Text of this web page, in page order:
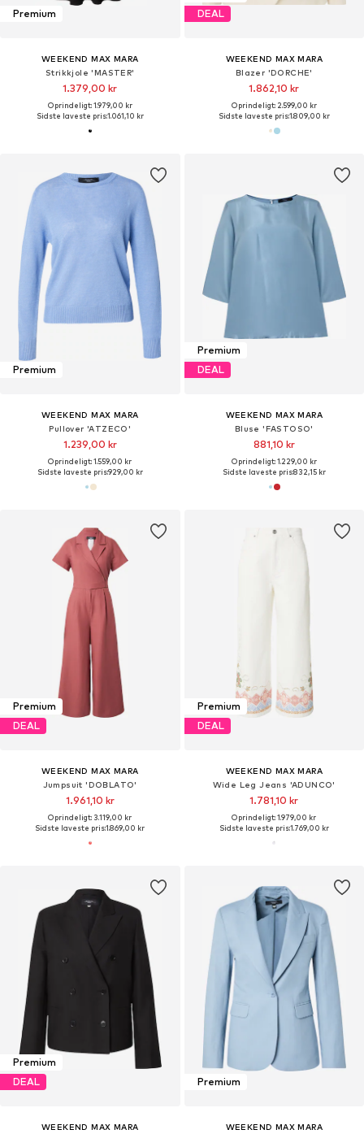
Premium
WEEKEND MAX MARA
Strikkjole 'MASTER'
1.379,00 kr
Oprindeligt: 1.979,00 kr
Sidste laveste pris:1.061,10 kr
DEAL
WEEKEND MAX MARA
Blazer 'DORCHE'
1.862,10 kr
Oprindeligt: 2.599,00 kr
Sidste laveste pris:1.809,00 kr
Premium
WEEKEND MAX MARA
Pullover 'ATZECO'
1.239,00 kr
Oprindeligt: 1.559,00 kr
Sidste laveste pris:929,00 kr
Premium
DEAL
WEEKEND MAX MARA
Bluse 'FASTOSO'
881,10 kr
Oprindeligt: 1.229,00 kr
Sidste laveste pris:832,15 kr
Premium
DEAL
WEEKEND MAX MARA
Jumpsuit 'DOBLATO'
1.961,10 kr
Oprindeligt: 3.119,00 kr
Sidste laveste pris:1.869,00 kr
Premium
DEAL
WEEKEND MAX MARA
Wide Leg Jeans 'ADUNCO'
1.781,10 kr
Oprindeligt: 1.979,00 kr
Sidste laveste pris:1.769,00 kr
Premium
DEAL
WEEKEND MAX MARA
Premium
WEEKEND MAX MARA